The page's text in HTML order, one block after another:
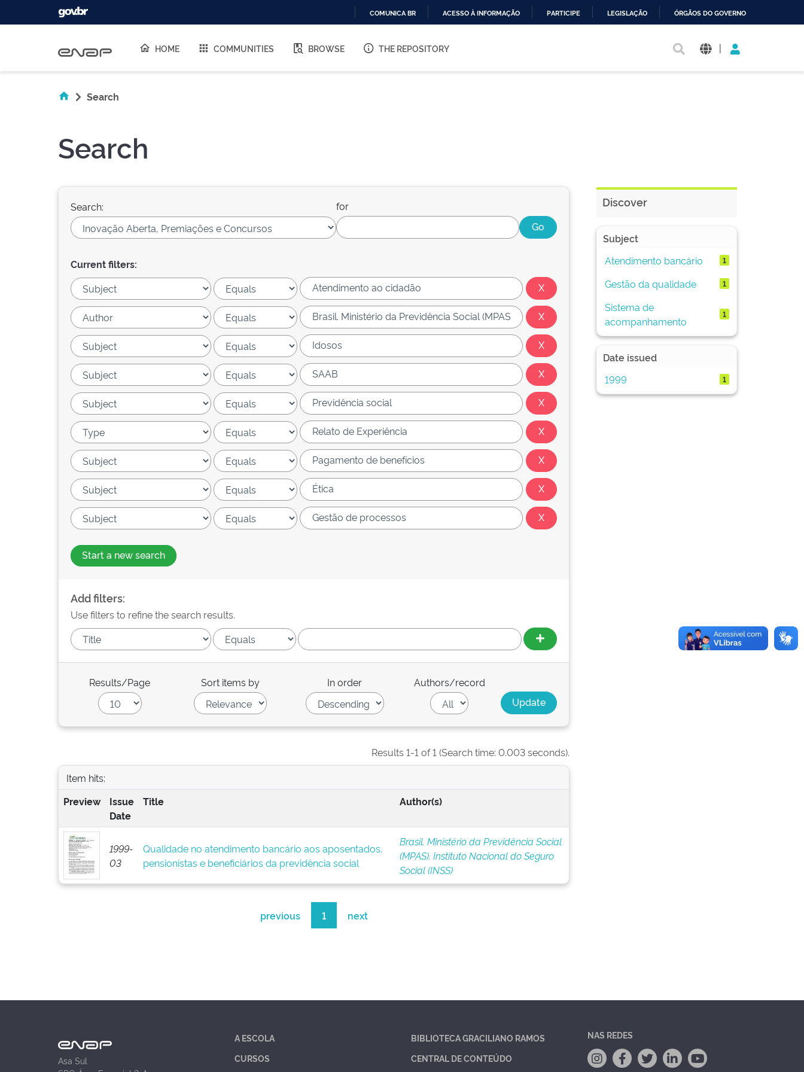
O
COMUNICA BR ACESSO À INFORMAÇÃO PARTICIPE LEGISLAÇÃO ÓRGÃOS DO GOVERNO
HOME COMMUNITIES BROWSE THE REPOSITORY |
Search
Search
Search: for
Current filters:
Start a new search
Add filters:
Use filters to refine the search results.
Results/Page Sort items by In order Authors/record
Results 1-1 of 1 (Search time: 0.003 seconds).
Item hits:
Preview
Issue
Date
Title Author(s)
1999-
03
Qualidade no atendimento bancário aos aposentados,
pensionistas e beneficiários da previdência social
Brasil. Ministério da Previdência Social
(MPAS). Instituto Nacional do Seguro
Social (INSS)
previous 1 next
Discover
Subject
Atendimento bancário
1
Gestão da qualidade 1
Sistema de
acompanhamento
1
Date issued
1999
1
Asa Sul
A ESCOLA
CURSOS
BIBLIOTECA GRACILIANO RAMOS
CENTRAL DE CONTEÚDO
NAS REDES